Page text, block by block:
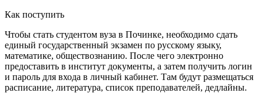
Как поступить
Чтобы стать студентом вуза в Починке, необходимо сдать
единый государственный экзамен по русскому языку,
математике, обществознанию. После чего электронно
предоставить в институт документы, а затем получить логин
и пароль для входа в личный кабинет. Там будут размещаться
расписание, литература, список преподавателей, дедлайны.